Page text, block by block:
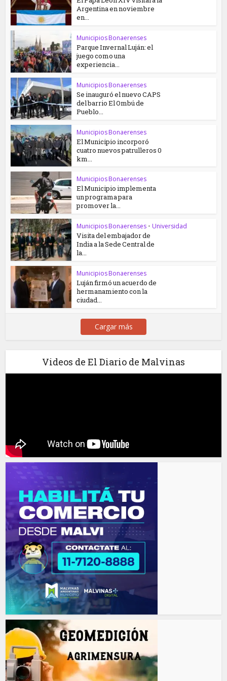
Argentina en noviembre
en...
Municipios Bonaerenses
Parque Invernal Luján: el
juego como una
experiencia...
Municipios Bonaerenses
Se inauguró el nuevo CAPS
del barrio El Ombú de
Pueblo...
Municipios Bonaerenses
El Municipio incorporó
cuatro nuevos patrulleros 0
km...
Municipios Bonaerenses
El Municipio implementa
un programa para
promover la...
Municipios Bonaerenses • Universidad
Visita del embajador de
India a la Sede Central de
la...
Municipios Bonaerenses
Luján firmó un acuerdo de
hermanamiento con la
ciudad...
Cargar más
Videos de El Diario de Malvinas